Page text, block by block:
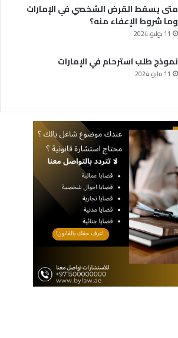
متى يسقط القرض الشخصي في الإمارات
وما شروط الإعفاء منه؟
11 يوليو، 2024
نموذج طلب استرحام في الإمارات
11 مايو، 2024